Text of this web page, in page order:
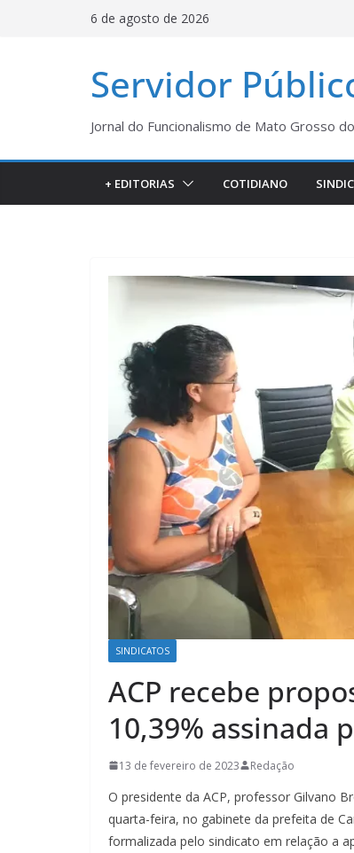
6 de agosto de 2026
Servidor
Jornal do Funcionalismo de Mato Grosso
+ EDITORIAS COTIDIANO
SINDICATOS
ACP recebe
10,39% assinada
13 de fevereiro de 2023 Redação
O presidente da ACP, professor Gilvano
quarta-feira, no gabinete da prefeita de
formalizada pelo sindicato em relação a